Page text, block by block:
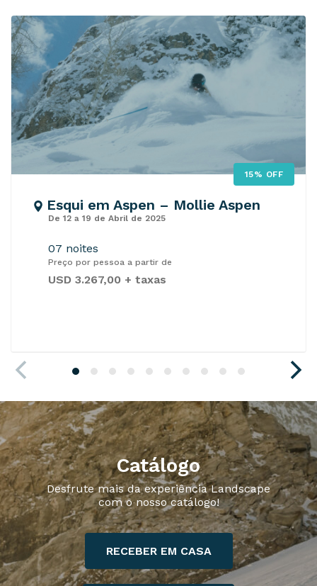
15% OFF
Esqui em Aspen – Mollie Aspen
De 12 a 19 de Abril de 2025
07 noites
Preço por pessoa a partir de
USD 3.267,00 + taxas
Catálogo
Desfrute mais da experiência Landscape
com o nosso catálogo!
RECEBER EM CASA